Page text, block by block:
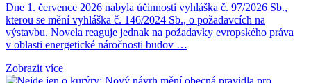
Dne 1. července 2026 nabyla účinnosti vyhláška č. 97/2026 Sb.,
kterou se mění vyhláška č. 146/2024 Sb., o požadavcích na
výstavbu. Novela reaguje jednak na požadavky evropského práva
v oblasti energetické náročnosti budov …
Zobrazit více